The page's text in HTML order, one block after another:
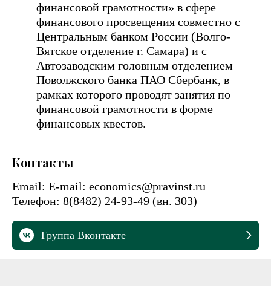
финансовой грамотности» в сфере
финансового просвещения совместно с
Центральным банком России (Волго-
Вятское отделение г. Самара) и с
Автозаводским головным отделением
Поволжского банка ПАО Сбербанк, в
рамках которого проводят занятия по
финансовой грамотности в форме
финансовых квестов.
Контакты
Email: E-mail: economics@pravinst.ru
Телефон: 8(8482) 24-93-49 (вн. 303)
Группа Вконтакте